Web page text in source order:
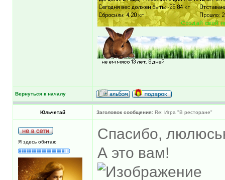
Вернуться к началу
Юльчетай Заголовок сообщения: Re: Игра "В ресторане"
Я здесь обитаю
Спасибо,
А это вам!